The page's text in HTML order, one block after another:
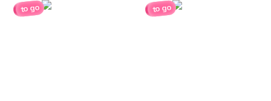
to go to go